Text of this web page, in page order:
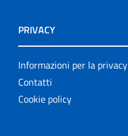
PRIVACY
Informazioni per la privacy
Contatti
Cookie policy